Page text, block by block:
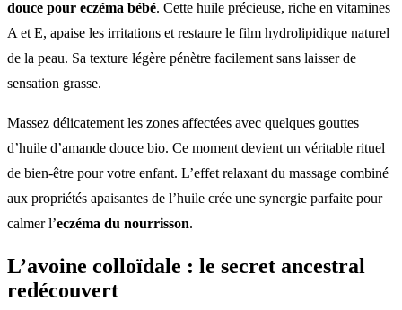
douce pour eczéma bébé. Cette huile précieuse, riche en vitamines
A et E, apaise les irritations et restaure le film hydrolipidique naturel
de la peau. Sa texture légère pénètre facilement sans laisser de
sensation grasse.
Massez délicatement les zones affectées avec quelques gouttes
d’huile d’amande douce bio. Ce moment devient un véritable rituel
de bien-être pour votre enfant. L’effet relaxant du massage combiné
aux propriétés apaisantes de l’huile crée une synergie parfaite pour
calmer l’eczéma du nourrisson.
L’avoine colloïdale : le secret ancestral
redécouvert